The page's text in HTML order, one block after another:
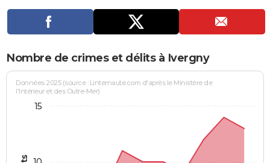
Se connecter
Entreprises
Service militaire
Avis de recherche
AVIS DE DÉCÈS
Bricolage
Lifestyle
Culture
Sport
Auto
Television
Voyage
Cinema
Nombre de crimes et délits à Ivergny
Données 2025 (source : Linternaute.com d'après le Ministère de
l'Intérieur et des Outre-Mer)
15